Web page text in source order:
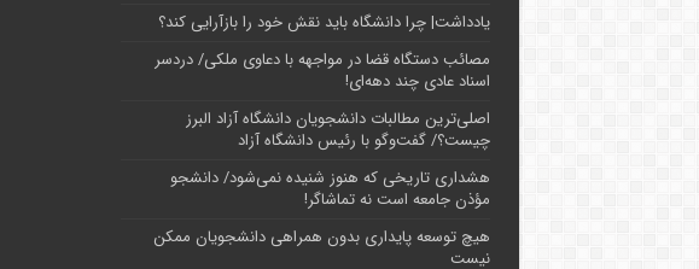
یادداشت| چرا دانشگاه باید نقش خود را بازآرایی کند؟
مصائب دستگاه قضا در مواجهه با دعاوی ملکی/ دردسر
اسناد عادی چند‌ دهه‌ای!
اصلی‌ترین مطالبات دانشجویان دانشگاه آزاد البرز
چیست؟/ گفت‌وگو با رئیس دانشگاه آز‌اد
هشداری تاریخی که هنوز شنیده نمی‌شود/ دانشجو
مؤذن جامعه است نه تماشاگر!
هیچ توسعه پایداری بدون همراهی دانشجویان ممکن
نیست